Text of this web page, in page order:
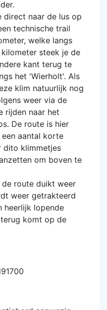
direct naar de lus op
technische trail
welke langs
steek je de
kant terug te
het 'Wierholt'. Als
klim natuurlijk nog
weer via de
rijden naar het
De route is hier
aantal korte
dito klimmetjes
om boven te
route duikt weer
weer getrakteerd
heerlijk lopende
komt op de